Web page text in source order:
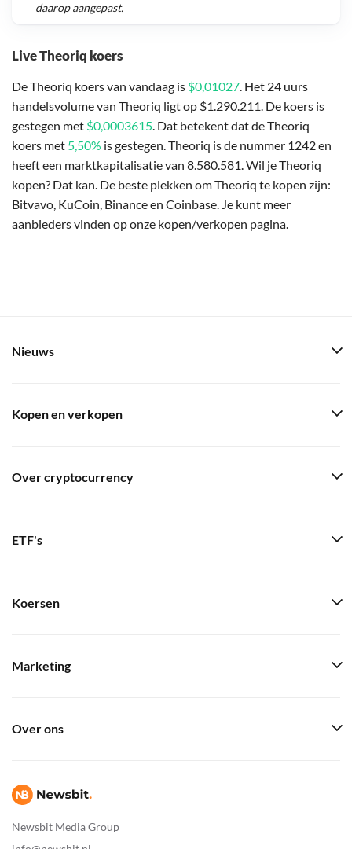
Live Theoriq koers
De Theoriq koers van vandaag is $0,01027. Het 24 uurs
handelsvolume van Theoriq ligt op $1.290.211. De koers is
gestegen met $0,0003615. Dat betekent dat de Theoriq
koers met 5,50% is gestegen. Theoriq is de nummer 1242 en
heeft een marktkapitalisatie van 8.580.581. Wil je Theoriq
kopen? Dat kan. De beste plekken om Theoriq te kopen zijn:
Bitvavo, KuCoin, Binance en Coinbase. Je kunt meer
aanbieders vinden op onze kopen/verkopen pagina.
daarop aangepast.
Newsbit Media Group
Nieuws
Kopen en verkopen
Over cryptocurrency
ETF's
Koersen
Marketing
Over ons